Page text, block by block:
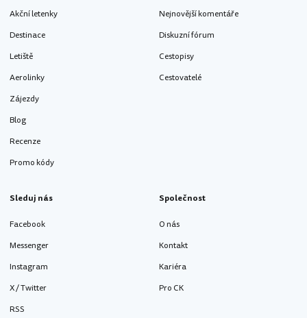
Akční letenky
Destinace
Letiště
Aerolinky
Zájezdy
Blog
Recenze
Promo kódy
Nejnovější komentáře
Diskuzní fórum
Cestopisy
Cestovatelé
Sleduj nás
Facebook
Messenger
Instagram
X / Twitter
RSS
Společnost
O nás
Kontakt
Kariéra
Pro CK